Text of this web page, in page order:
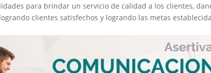
para brindar un servicio de calidad a los clientes,
clientes satisfechos y logrando las metas